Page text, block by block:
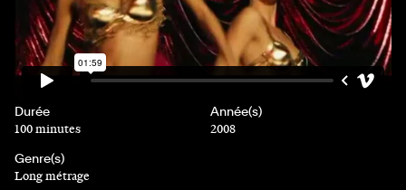
Durée
100 minutes
Genre(s)
Long métrage
Année(s)
2008